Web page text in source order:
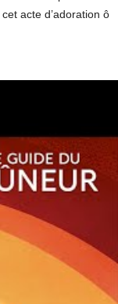
acte d’adoration ô